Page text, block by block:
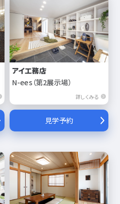
アイ工務店
N-ees（第2展示場）
詳しくみる
見学予約